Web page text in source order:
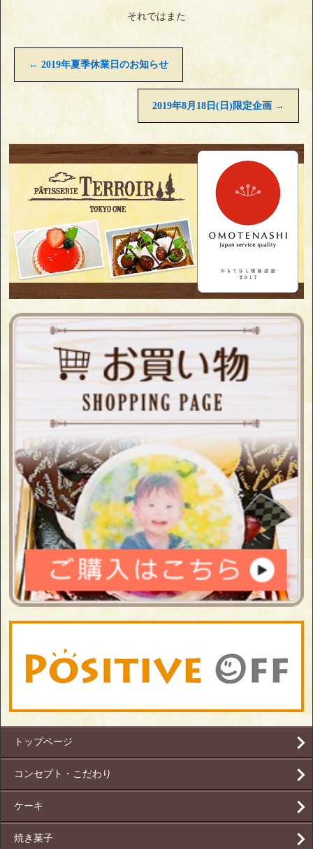
それではまた
← 2019年夏季休業日のお知らせ
2019年8月18日(日)限定企画 →
トップページ
コンセプト・こだわり
ケーキ
焼き菓子